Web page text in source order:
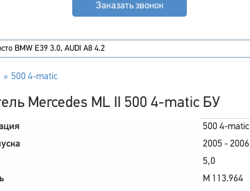
Заказать звонок
500 4-matic
Mercedes ML II 500 4-matic БУ
500 4-matic
2005 - 2006
5,0
M 113.964